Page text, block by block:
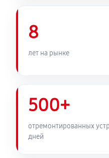
8
лет на рынке
500+
отремонтированных
дней